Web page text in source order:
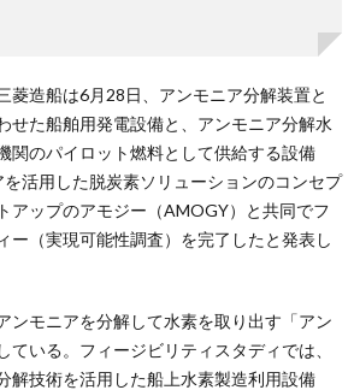
菱造船は6月28日、アンモニア分解装置と
せた船舶用発電設備と、アンモニア分解水
関のパイロット燃料として供給する設備
活用した脱炭素ソリューションのコンセプ
アップのアモジー（AMOGY）と共同でフ
ー（実現可能性調査）を完了したと発表し
ンモニアを分解して水素を取り出す「アン
ている。フィージビリティスタディでは、
解技術を活用した船上水素製造利用設備